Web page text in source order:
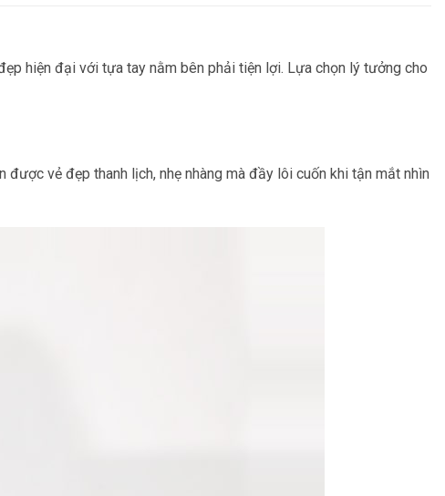
hiện đại với tựa tay nằm bên phải tiện lợi. Lựa chọn lý tưởng cho
vẻ đẹp thanh lịch, nhẹ nhàng mà đầy lôi cuốn khi tận mắt nhìn